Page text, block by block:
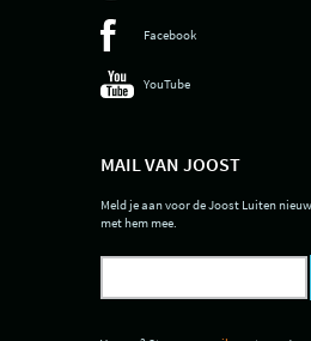
Facebook
YouTube
MAIL VAN JOOST
Meld je aan voor de Joost Luiten
met hem mee.